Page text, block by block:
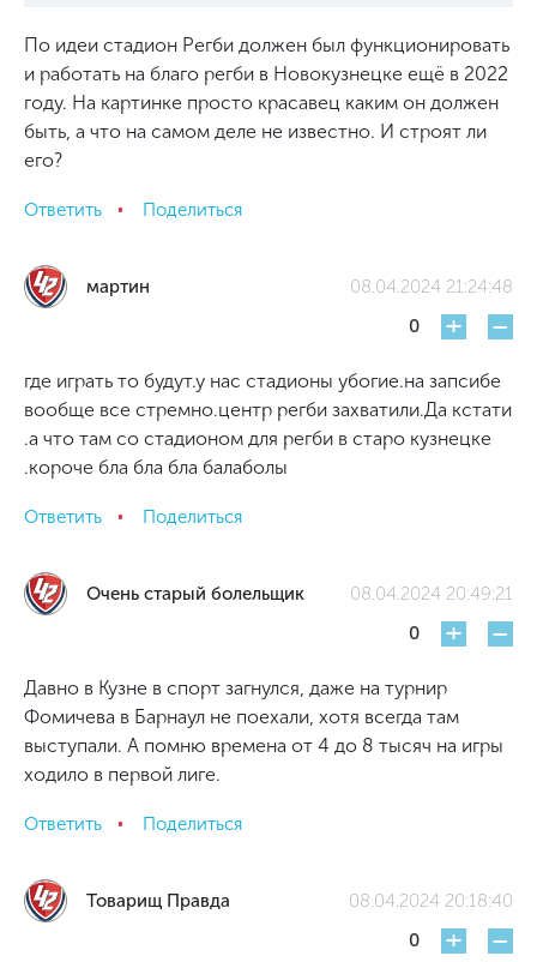
По идеи стадион Регби должен был функционировать
и работать на благо регби в Новокузнецке ещё в 2022
году. На картинке просто красавец каким он должен
быть, а что на самом деле не известно. И строят ли
его?
Ответить Поделиться
мартин
08.04.2024 21:24:48
0
+ -
где играть то будут.у нас стадионы убогие.на запсибе
вообще все стремно.центр регби захватили.Да кстати
.а что там со стадионом для регби в старо кузнецке
.короче бла бла бла балаболы
Ответить Поделиться
Очень старый болельщик
08.04.2024 20:49:21
0
+ -
Давно в Кузне в спорт загнулся, даже на турнир
Фомичева в Барнаул не поехали, хотя всегда там
выступали. А помню времена от 4 до 8 тысяч на игры
ходило в первой лиге.
Ответить Поделиться
Товарищ Правда
08.04.2024 20:18:40
0
+ -